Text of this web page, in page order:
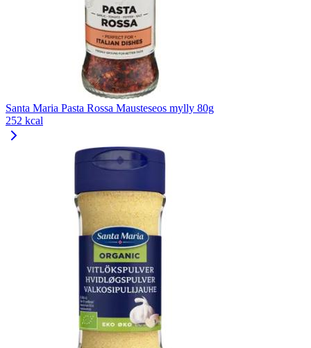
Santa Maria Pasta Rossa Mausteseos mylly 80g
252 kcal